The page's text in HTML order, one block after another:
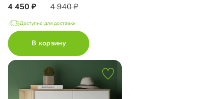
4 450 4 940
Доступно для доставки
В корзину